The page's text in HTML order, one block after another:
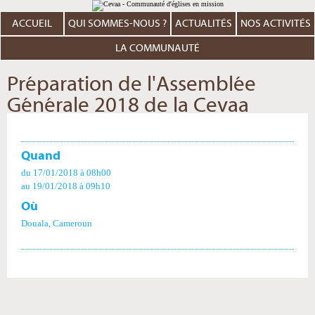
au
contenu.
Aller
personnels
ACCUEIL QUI SOMMES-NOUS ? ACTUALITÉS NOS ACTIVITÉS
LA COMMUNAUTÉ
Préparation de l'Assemblée
Générale 2018 de la Cevaa
Quand
du 17/01/2018 à 08h00
au 19/01/2018 à 09h10
Où
Douala, Cameroun